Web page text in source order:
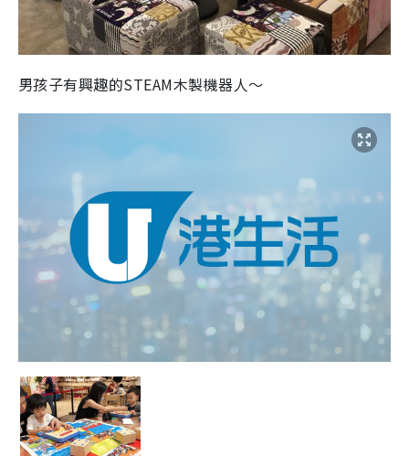
男孩子有興趣的STEAM木製機器人～